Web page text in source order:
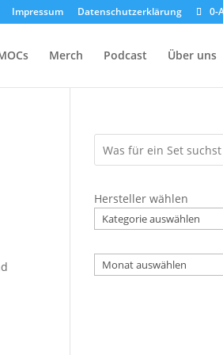
Impressum Datenschutzerklärung 0-
Merch Podcast Über uns
Hersteller wählen
Archiv